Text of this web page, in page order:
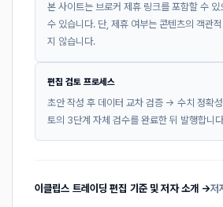
본 사이트는 브로커 제휴 링크를 포함할 수
수 있습니다. 단, 제휴 여부는 콘텐츠의 객관
지 않습니다.
편집 검토 프로세스
초안 작성 후 데이터 교차 검증 → 수치 정확
토의 3단계 자체 검수를 완료한 뒤 발행합니
이클립스 트레이딩 편집 기준 및 저자 소개 →저